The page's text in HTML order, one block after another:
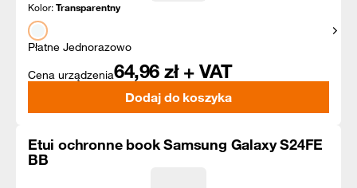
Kolor:Transparentny
Płatne Jednorazowo
Cena urządzenia64,96 zł + VAT
Dodaj do koszyka
Etui ochronne book Samsung Galaxy S24FE
BB